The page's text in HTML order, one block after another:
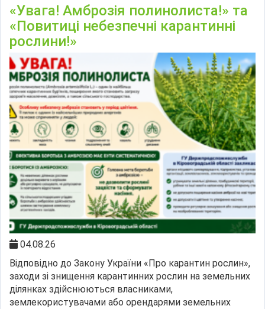
«Увага! Амброзія полинолиста!» та
«Повитиці небезпечні карантинні
рослини!»
04.08.26
Відповідно до Закону України «Про карантин рослин»,
заходи зі знищення карантинних рослин на земельних
ділянках здійснюються власниками,
землекористувачами або орендарями земельних